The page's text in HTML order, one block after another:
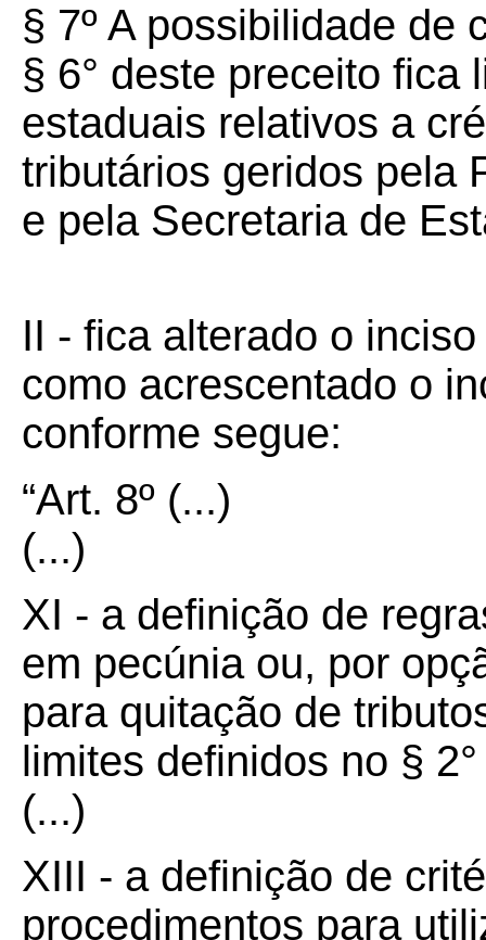
§ 7º A possibilidade de
§ 6° deste preceito fica
estaduais relativos a
tributários geridos pela
e pela Secretaria de
II - fica alterado o
como acrescentado o
conforme segue:
“Art. 8º (...)
(...)
XI - a definição de
em pecúnia ou, por
para quitação de
limites definidos no §
(...)
XIII - a definição de
procedimentos para